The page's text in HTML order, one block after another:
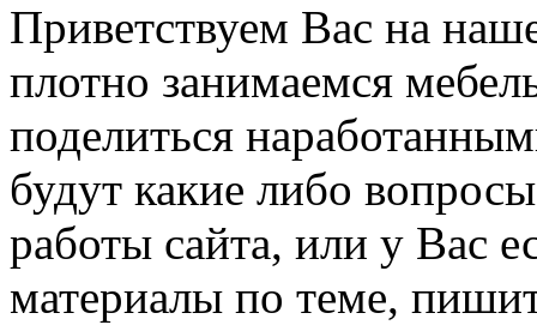
Приветствуем Вас на
плотно занимаемся
поделиться
будут какие либо
работы сайта, или у Вас
материалы по теме,